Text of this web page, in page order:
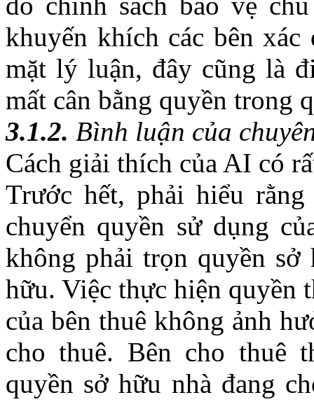
khuyến khích các bên
mặt lý luận, đây cũng là
mất cân bằng quyền trong
3.1.2. Bình luận của
Cách giải thích của AI có
Trước hết, phải hiểu
chuyển quyền sử dụng
không phải trọn quyền sở
hữu. Việc thực hiện quyền
của bên thuê không ảnh
cho thuê. Bên cho thuê
quyền sở hữu nhà đang